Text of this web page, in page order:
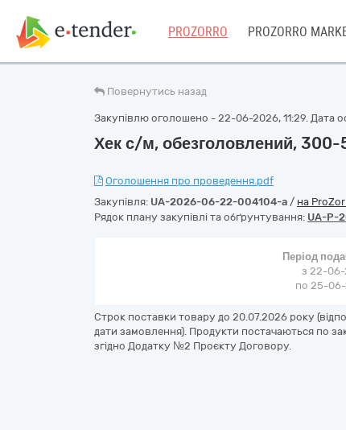
PROZORRO PROZORRO
Повернутись назад
Закупівлю оголошено - 22-06-2026, 11:29. Дата
Хек с/м, обезголовлений,
Оголошення про проведення.pdf
Закупівля: UA-2026-06-22-004104-a / на
Рядок плану закупівлі та обґрунтування: UA-P-
Період
з 22-06-
по 25-
Строк поставки товару до 20.07.2026 року
дати замовлення). Продукти постачаються по
згідно Додатку №2 Проєкту Договору.